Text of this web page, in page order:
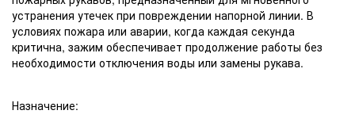
устранения утечек при повреждении напорной линии. В
условиях пожара или аварии, когда каждая секунда
критична, зажим обеспечивает продолжение работы без
необходимости отключения воды или замены рукава.
Назначение: